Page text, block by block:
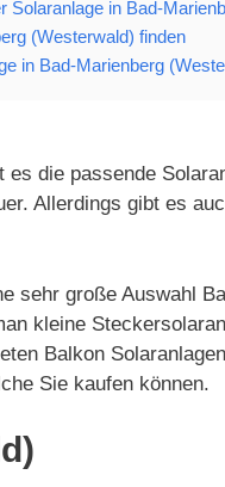
Solaranlage in Bad-
(Westerwald) finden
in Bad-Marienberg
die passende
Allerdings gibt es
sehr große Auswahl
kleine
Balkon
Sie kaufen können.